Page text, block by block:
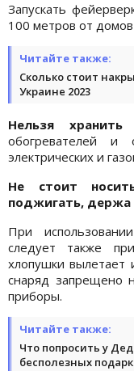
Запускать
100 метров от
Читайте также:
Сколько стоит
Украине 2023
Нельзя хранить
обогревателей и
электрических и
Не стоит
поджигать, держа
При
следует также
хлопушки вылетает
снаряд запрещено
приборы.
Читайте также:
Что попросить у
бесполезных